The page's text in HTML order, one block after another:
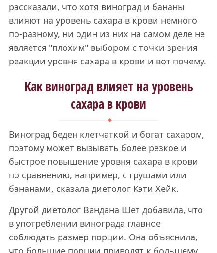
рассказали, что хотя виноград и бананы
влияют на уровень сахара в крови немного
по-разному, ни один из них на самом деле не
является "плохим" выбором с точки зрения
реакции уровня сахара в крови и вот почему.
Как виноград влияет на уровень
сахара в крови
Виноград беден клетчаткой и богат сахаром,
поэтому может вызывать более резкое и
быстрое повышение уровня сахара в крови
по сравнению, например, с грушами или
бананами, сказала диетолог Кэти Хейк.
Другой диетолог Вандана Шет добавила, что
в употреблении винограда главное
соблюдать размер порции. Она объяснила,
что большие порции приводят к большему